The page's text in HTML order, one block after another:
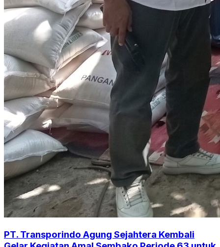
PT. Transporindo Agung Sejahtera Kembali